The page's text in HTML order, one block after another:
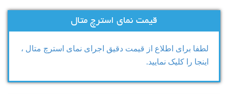
قیمت نمای استرچ متال
لطفا برای اطلاع از قیمت دقیق اجرای نمای استرچ متال ،
اینجا را کلیک نمایید.